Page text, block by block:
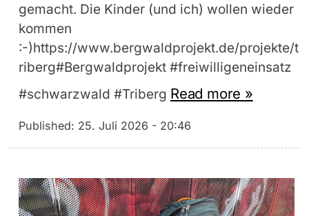
gemacht. Die Kinder (und ich) wollen wieder
kommen
:-)https://www.bergwaldprojekt.de/projekte/t
riberg#Bergwaldprojekt #freiwilligeneinsatz
#schwarzwald #Triberg Read more »
Published: 25. Juli 2026 - 20:46